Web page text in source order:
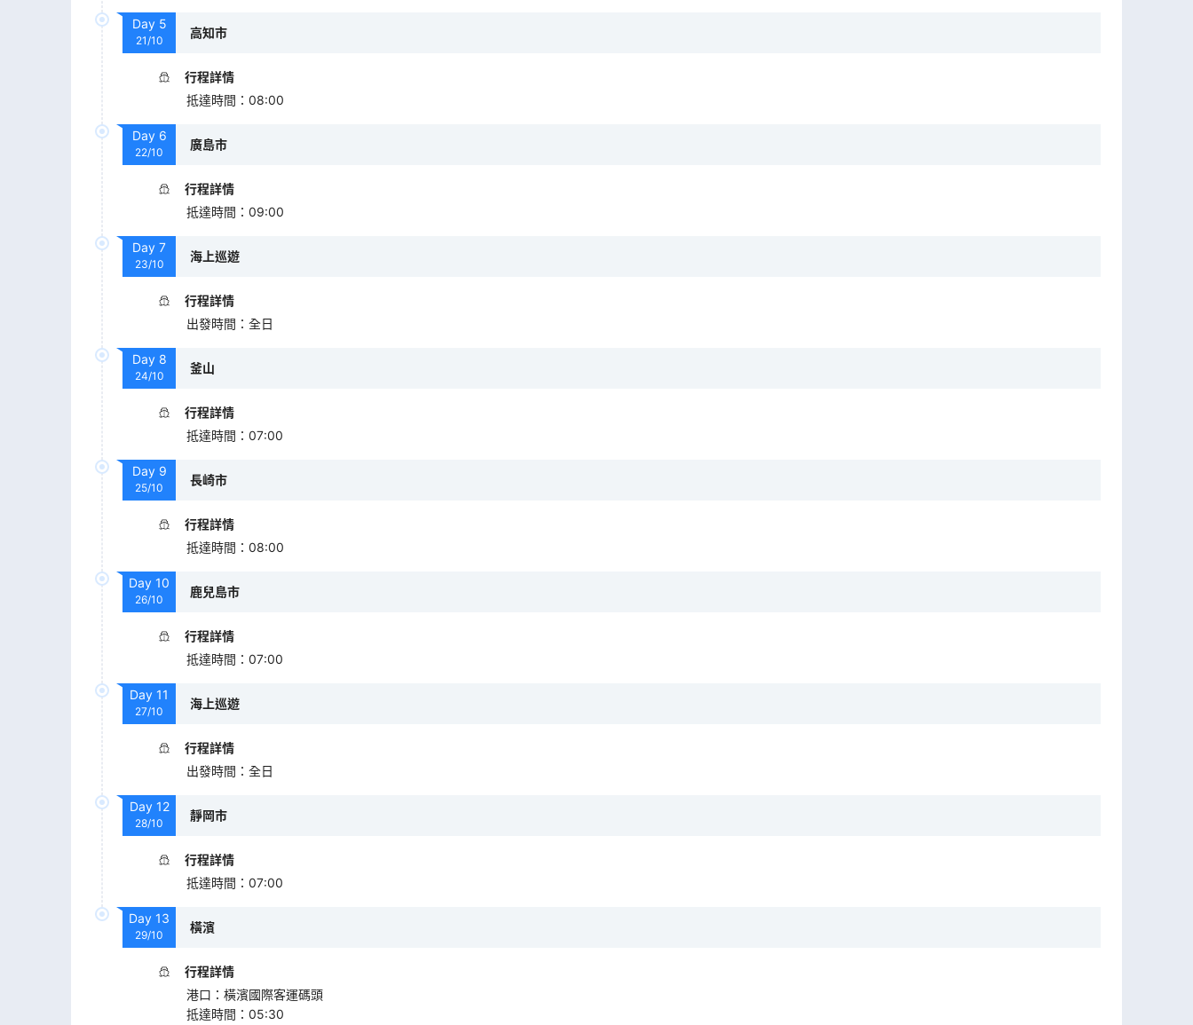
Day 5
21/10
高知市
行程詳情
抵達時間 ： 08:00
Day 6
22/10
廣島市
行程詳情
抵達時間 ： 09:00
Day 7
23/10
海上巡遊
行程詳情
出發時間 ： 全日
Day 8
24/10
釜山
行程詳情
抵達時間 ： 07:00
Day 9
25/10
長崎市
行程詳情
抵達時間 ： 08:00
Day 10
26/10
鹿兒島市
行程詳情
抵達時間 ： 07:00
Day 11
27/10
海上巡遊
行程詳情
出發時間 ： 全日
Day 12
28/10
靜岡市
行程詳情
抵達時間 ： 07:00
Day 13
29/10
橫濱
行程詳情
港口 ： 橫濱國際客運碼頭
抵達時間 ： 05:30